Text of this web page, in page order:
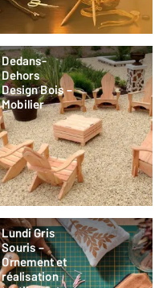
Dedans-
Dehors
Design Bois –
Mobilier
Lundi Gris
Souris –
Ornement et
réalisation